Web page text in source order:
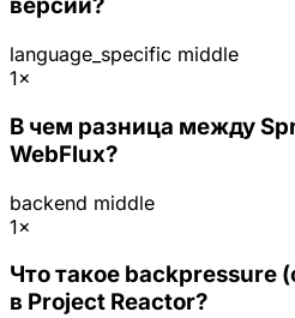
версий?
language_specific middle
1×
В чем разница между
WebFlux?
backend middle
1×
Что такое backpressure
в Project Reactor?